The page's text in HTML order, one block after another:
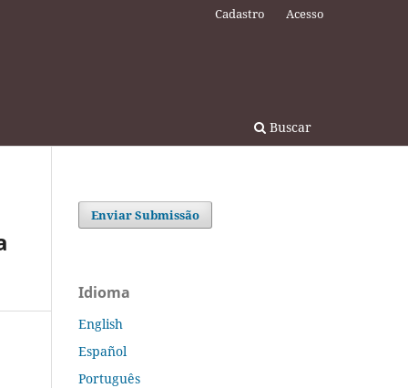
Buscar
Cadastro Acesso
Enviar Submissão
Idioma
English
Español
Português